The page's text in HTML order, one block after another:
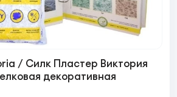
/ Силк Пластер Виктория
декоративная